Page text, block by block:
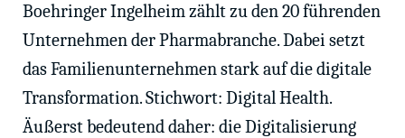
Boehringer Ingelheim zählt zu den 20 führenden
Unternehmen der Pharmabranche. Dabei setzt
das Familienunternehmen stark auf die digitale
Transformation. Stichwort: Digital Health.
Äußerst bedeutend daher: die Digitalisierung